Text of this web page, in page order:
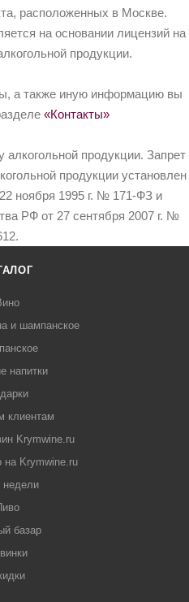
расположенных в Москве.
на основании лицензий на
продукции.
а также иную информацию вы
«Контакты»
продукции. Запрет
продукции установлен
ноября 1995 г. № 171-ФЗ и
РФ от 27 сентября 2007 г. №
и шампанское
напитки
клиентам
Krymwine.ru
на Krymwine.ru
недели
базар